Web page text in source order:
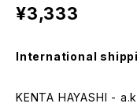
¥3,333
International
KENTA HAYASHI -